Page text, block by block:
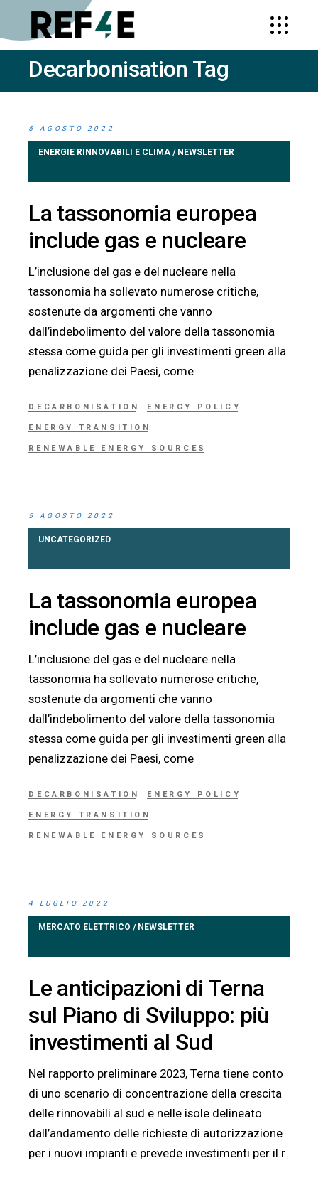
Decarbonisation Tag
5 AGOSTO 2022
ENERGIE RINNOVABILI E CLIMA / NEWSLETTER
La tassonomia europea
include gas e nucleare
L’inclusione del gas e del nucleare nella
tassonomia ha sollevato numerose critiche,
sostenute da argomenti che vanno
dall’indebolimento del valore della tassonomia
stessa come guida per gli investimenti green alla
penalizzazione dei Paesi, come
DECARBONISATION ENERGY POLICY
ENERGY TRANSITION
RENEWABLE ENERGY SOURCES
5 AGOSTO 2022
UNCATEGORIZED
La tassonomia europea
include gas e nucleare
L’inclusione del gas e del nucleare nella
tassonomia ha sollevato numerose critiche,
sostenute da argomenti che vanno
dall’indebolimento del valore della tassonomia
stessa come guida per gli investimenti green alla
penalizzazione dei Paesi, come
DECARBONISATION ENERGY POLICY
ENERGY TRANSITION
RENEWABLE ENERGY SOURCES
4 LUGLIO 2022
MERCATO ELETTRICO / NEWSLETTER
Le anticipazioni di Terna
sul Piano di Sviluppo: più
investimenti al Sud
Nel rapporto preliminare 2023, Terna tiene conto
di uno scenario di concentrazione della crescita
delle rinnovabili al sud e nelle isole delineato
dall’andamento delle richieste di autorizzazione
per i nuovi impianti e prevede investimenti per il r